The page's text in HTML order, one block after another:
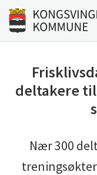
Til innhold
Gå til forsiden
deltakere
Nær 300